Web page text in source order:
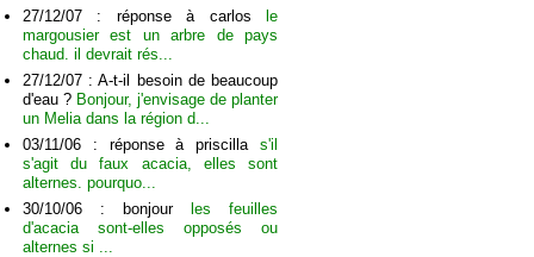
27/12/07 : réponse à carlosle
margousier est un arbre de pays
chaud. il devrait rés...
27/12/07 : A-t-il besoin de beaucoup
d'eau ? Bonjour, j'envisage de planter
un Melia dans la région d...
03/11/06 : réponse à priscillas'il
s'agit du faux acacia, elles sont
alternes. pourquo...
30/10/06 : bonjourles feuilles
d'acacia sont-elles opposés ou
alternes si ...